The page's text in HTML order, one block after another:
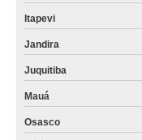
Itapevi
Jandira
Juquitiba
Mauá
Osasco